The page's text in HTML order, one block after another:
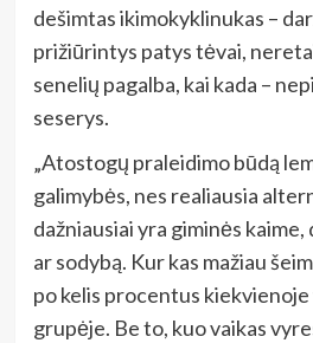
dešimtas ikimokyklinukas –
prižiūrintys patys tėvai,
senelių pagalba, kai kada –
seserys.
„Atostogų praleidimo būdą
galimybės, nes realiausia
dažniausiai yra giminės kaime,
ar sodybą. Kur kas mažiau
po kelis procentus kiekvienoje
grupėje. Be to, kuo vaikas